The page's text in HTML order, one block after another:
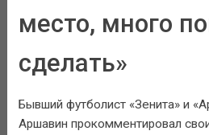
место, много
сделать»
Бывший футболист «Зенита» и
Аршавин прокомментировал